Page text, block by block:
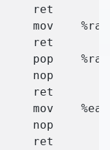
   3:	c3                   	ret
4:	48 89 c7
   7:	c3                   	ret
   8:	58                   	pop    %rax
   9:	90                   	nop
   a:	c3                   	ret
b:	89 c1
   d:	90                   	nop
   e:	c3                   	ret